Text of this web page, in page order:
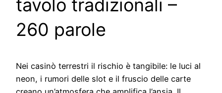
tavolo tradizionali –
260 parole
Nei casinò terrestri il rischio è tangibile: le luci al
neon, i rumori delle slot e il fruscio delle carte